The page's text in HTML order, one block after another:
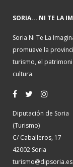
SORIA... NI TE LA
Soria Ni Te La
promueve la
turismo, el
cultura.
Diputación de Soria
(Turismo)
C/ Caballeros, 17
42002 Soria
turismo@dipsoria.es